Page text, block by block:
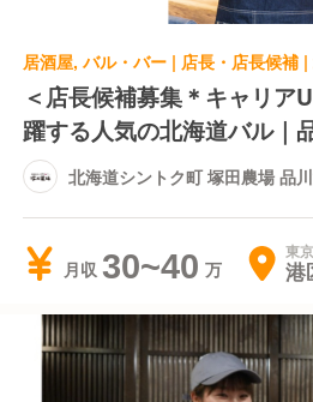
＜店長候補募集＊キャリア
躍する人気の北海道バル｜
北海道シントク町 塚田農場 品
月収 30~40 東
港